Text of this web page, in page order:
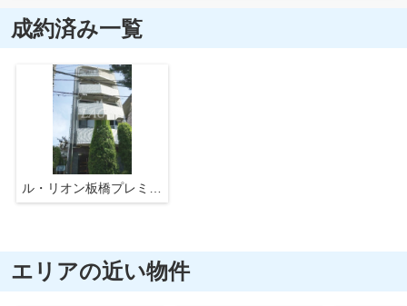
成約済み一覧
エリアの近い物件